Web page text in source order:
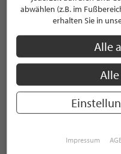
Romantik
WEITERE
abwählen (z.B. im
erhalten Sie in
Alle
Impressum